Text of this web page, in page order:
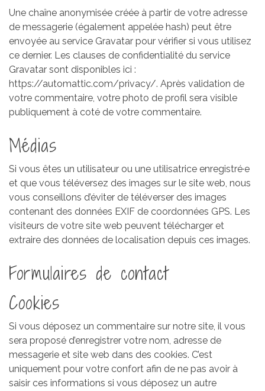
Une chaîne anonymisée créée à partir de votre adresse
de messagerie (également appelée hash) peut être
envoyée au service Gravatar pour vérifier si vous utilisez
ce dernier. Les clauses de confidentialité du service
Gravatar sont disponibles ici :
https://automattic.com/privacy/. Après validation de
votre commentaire, votre photo de profil sera visible
publiquement à coté de votre commentaire.
Médias
Si vous êtes un utilisateur ou une utilisatrice enregistré·e
et que vous téléversez des images sur le site web, nous
vous conseillons d’éviter de téléverser des images
contenant des données EXIF de coordonnées GPS. Les
visiteurs de votre site web peuvent télécharger et
extraire des données de localisation depuis ces images.
Formulaires de contact
Cookies
Si vous déposez un commentaire sur notre site, il vous
sera proposé d’enregistrer votre nom, adresse de
messagerie et site web dans des cookies. C’est
uniquement pour votre confort afin de ne pas avoir à
saisir ces informations si vous déposez un autre